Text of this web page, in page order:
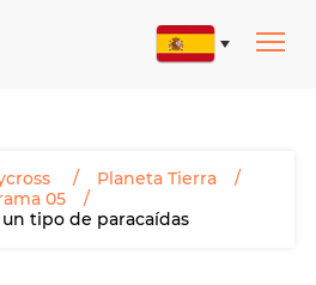
Planeta Tierra
05
tipo de paracaídas